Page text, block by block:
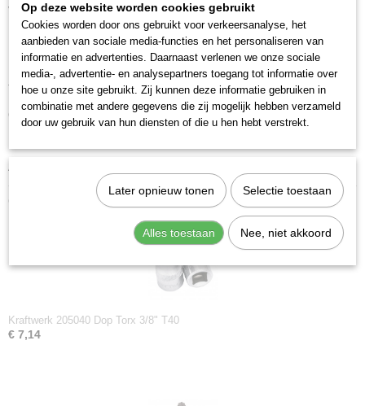
EAN code
7612206003452
Productcode leverancier
205030
Verchroomd en voorzien van gekartelde rand.
Uitvoering: Torx
Materiaal: S2 Staal
Totale lengte: 48 mm
Grootte: T30
Aandrijfgrootte: 3/8 inch
Ook interessant
Kraftwerk 205040 Dop Torx 3/8" T40
€ 7,14
Op deze website worden cookies gebruikt
Cookies worden door ons gebruikt voor verkeersanalyse, het
aanbieden van sociale media-functies en het personaliseren van
informatie en advertenties. Daarnaast verlenen we onze sociale
media-, advertentie- en analysepartners toegang tot informatie over
hoe u onze site gebruikt. Zij kunnen deze informatie gebruiken in
combinatie met andere gegevens die zij mogelijk hebben verzameld
door uw gebruik van hun diensten of die u hen hebt verstrekt.
Later opnieuw tonen Selectie toestaan
Alles toestaan Nee, niet akkoord